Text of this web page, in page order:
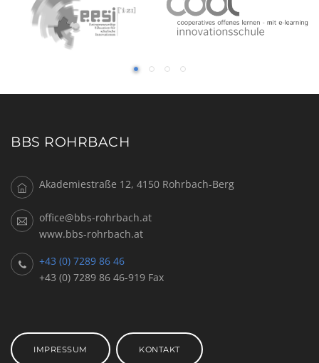
BBS ROHRBACH
Akademiestraße 12, 4150 Rohrbach-Berg
office@bbs-rohrbach.at
www.bbs-rohrbach.at
+43 (0) 7289 86 46
+43 (0) 7289 86 46-919 Fax
IMPRESSUM KONTAKT